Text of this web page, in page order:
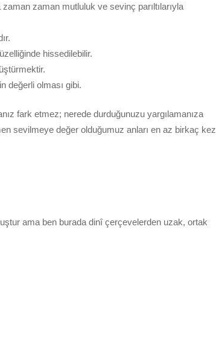
zaman mutluluk ve sevinç parıltılarıyla
hissedilebilir.
değerli olması gibi.
fark etmez; nerede durduğunuzu yargılamanıza
sevilmeye değer olduğumuz anları en az birkaç kez
ama ben burada dinî çerçevelerden uzak, ortak